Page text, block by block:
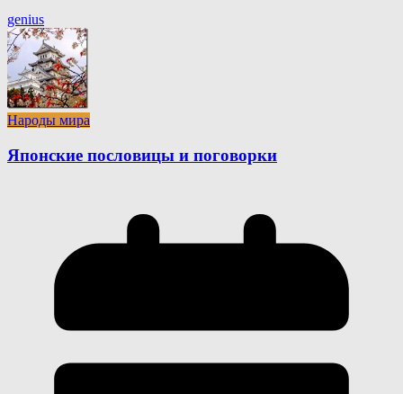
genius
Народы мира
Японские пословицы и поговорки